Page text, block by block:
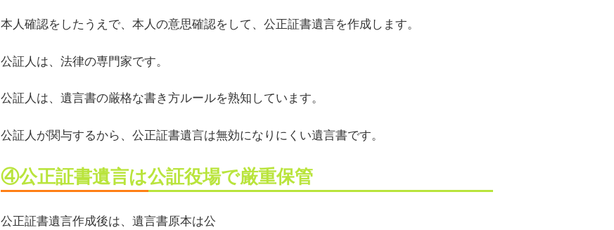
本人確認をしたうえで、本人の意思確認をして、公正証書遺言を作成します。
公証人は、法律の専門家です。
公証人は、遺言書の厳格な書き方ルールを熟知しています。
公証人が関与するから、公正証書遺言は無効になりにくい遺言書です。
④公正証書遺言は公証役場で厳重保管
公正証書遺言作成後は、遺言書原本は公